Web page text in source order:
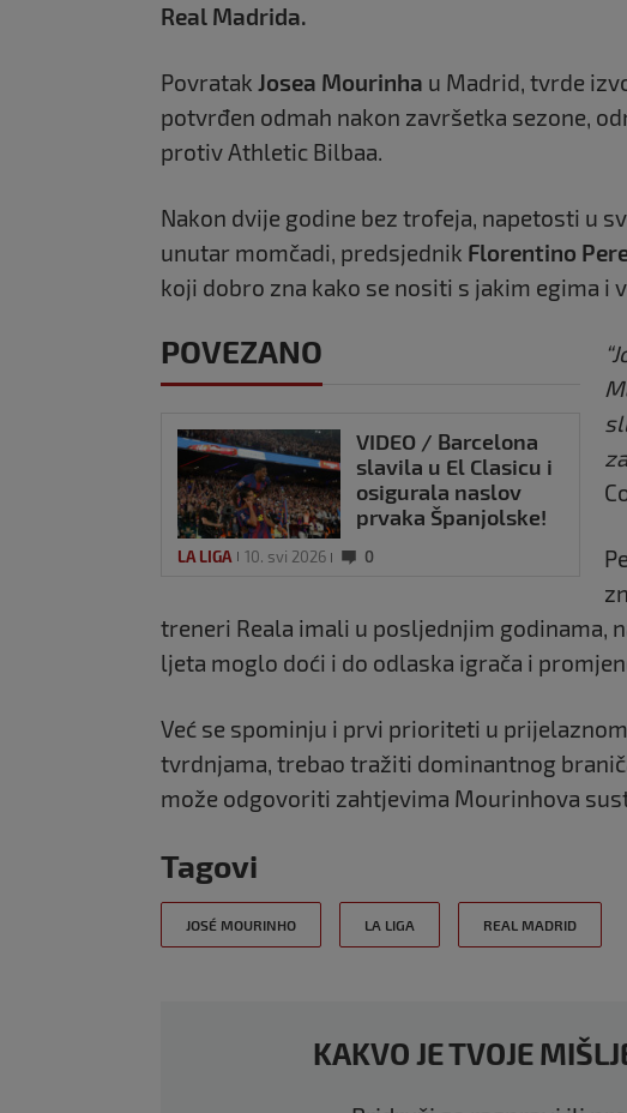
Real Madrida.
Povratak Josea Mourinha u Madrid, tvrde
potvrđen odmah nakon završetka sezone,
protiv Athletic Bilbaa.
Nakon dvije godine bez trofeja, napetosti u
unutar momčadi, predsjednik Florentino
koji dobro zna kako se nositi s jakim egima i
POVEZANO
VIDEO / Barcelona
slavila u El Clasicu i
osigurala naslov
prvaka Španjolske!
LA LIGA 10. svi 2026 0
treneri Reala imali u posljednjim godinama,
ljeta moglo doći i do odlaska igrača i
Već se spominju i prvi prioriteti u
tvrdnjama, trebao tražiti dominantnog
može odgovoriti zahtjevima Mourinhova
Tagovi
JOSÉ MOURINHO LA LIGA REAL MADRID
KAKVO JE TVOJE